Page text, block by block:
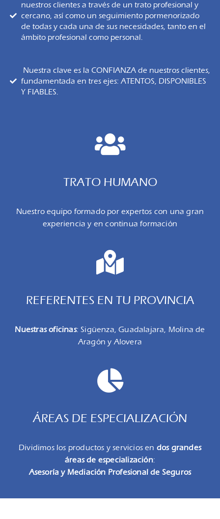
nuestros clientes a través de un trato profesional y
cercano, así como un seguimiento pormenorizado
de todas y cada una de sus necesidades, tanto en el
ámbito profesional como personal.
Nuestra clave es la CONFIANZA de nuestros clientes,
fundamentada en tres ejes: ATENTOS, DISPONIBLES
Y FIABLES.
TRATO HUMANO
Nuestro equipo formado por expertos con una gran
experiencia y en continua formación
REFERENTES EN TU PROVINCIA
Nuestras oficinas: Sigüenza, Guadalajara, Molina de
Aragón y Alovera
ÁREAS DE ESPECIALIZACIÓN
Dividimos los productos y servicios en dos grandes
áreas de especialización:
Asesoría y Mediación Profesional de Seguros